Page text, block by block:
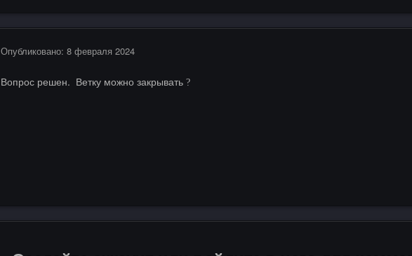
Опубликовано: 8 февраля 2024
Вопрос решен. Ветку можно закрывать ?